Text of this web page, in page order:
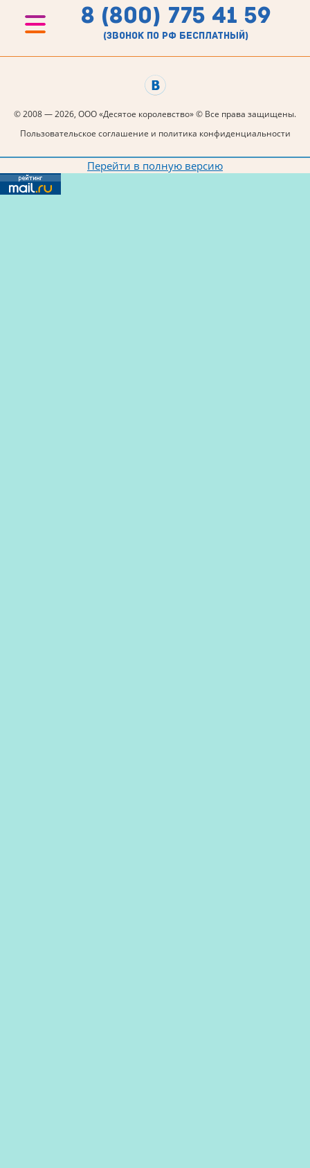
8 (800) 775 41 59
(звонок по рф бесплатный)
© 2008 — 2026, ООО «Десятое королевство» © Все права защищены.
Пользовательское соглашение и политика конфиденциальности
Перейти в полную версию